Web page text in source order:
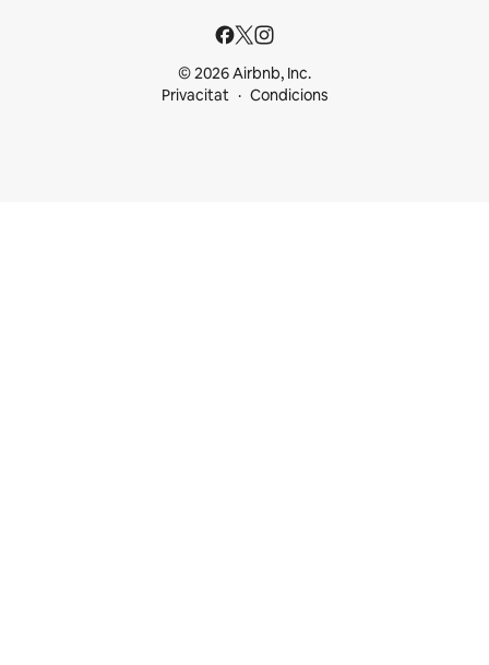
© 2026 Airbnb, Inc.
Privacitat
Condicions